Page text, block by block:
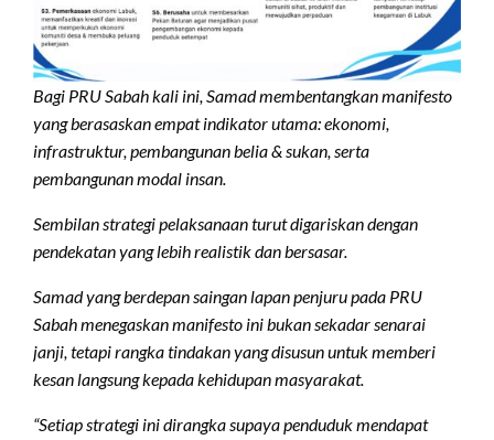
Bagi PRU Sabah kali ini, Samad membentangkan manifesto
yang berasaskan empat indikator utama: ekonomi,
infrastruktur, pembangunan belia & sukan, serta
pembangunan modal insan.
Sembilan strategi pelaksanaan turut digariskan dengan
pendekatan yang lebih realistik dan bersasar.
Samad yang berdepan saingan lapan penjuru pada PRU
Sabah menegaskan manifesto ini bukan sekadar senarai
janji, tetapi rangka tindakan yang disusun untuk memberi
kesan langsung kepada kehidupan masyarakat.
“Setiap strategi ini dirangka supaya penduduk mendapat